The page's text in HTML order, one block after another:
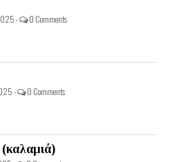
- 0 Comments
- 0 Comments